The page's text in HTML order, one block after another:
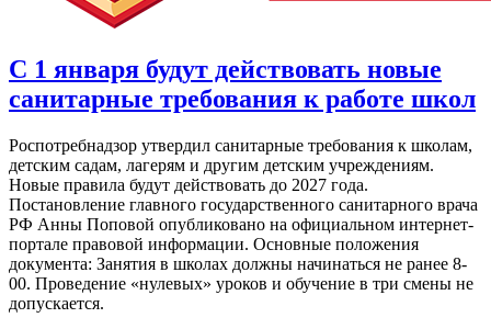
С 1 января будут действовать новые
санитарные требования к работе школ
Роспотребнадзор утвердил санитарные требования к школам,
детским садам, лагерям и другим детским учреждениям.
Новые правила будут действовать до 2027 года.
Постановление главного государственного санитарного врача
РФ Анны Поповой опубликовано на официальном интернет-
портале правовой информации. Основные положения
документа: Занятия в школах должны начинаться не ранее 8-
00. Проведение «нулевых» уроков и обучение в три смены не
допускается.